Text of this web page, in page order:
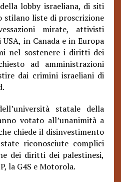
lobby israeliana, di siti
stilano liste di proscrizione
mirate, attivisti
in Canada e in Europa
nel sostenere i diritti dei
ad amministrazioni
dai crimini israeliani di
statale della
votato all’unanimità a
chiede il disinvestimento
riconosciute complici
dei diritti dei palestinesi,
la G4S e Motorola.